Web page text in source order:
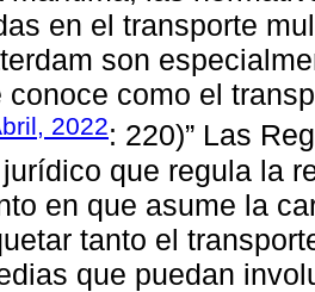
en el transporte
son
conoce como el
2022: 220)” Las
que regula la
en que asume la
tanto el
que puedan